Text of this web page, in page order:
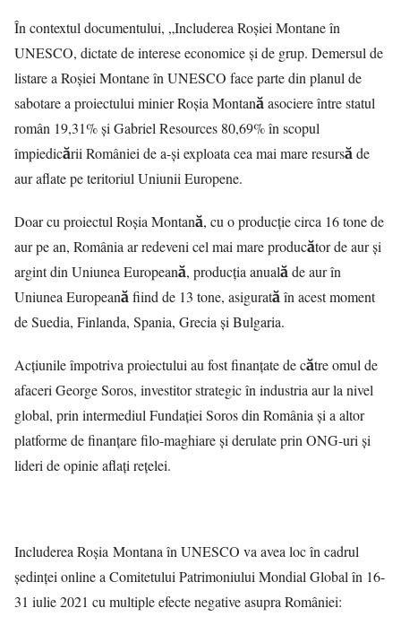
În contextul documentului, „Includerea Roșiei Montane în
UNESCO, dictate de interese economice și de grup. Demersul de
listare a Roșiei Montane în UNESCO face parte din planul de
sabotare a proiectului minier Roșia Montană asociere între statul
român 19,31% și Gabriel Resources 80,69% în scopul
împiedicării României de a-și exploata cea mai mare resursă de
aur aflate pe teritoriul Uniunii Europene.
Doar cu proiectul Roșia Montană, cu o producție circa 16 tone de
aur pe an, România ar redeveni cel mai mare producător de aur și
argint din Uniunea Europeană, producția anuală de aur în
Uniunea Europeană fiind de 13 tone, asigurată în acest moment
de Suedia, Finlanda, Spania, Grecia și Bulgaria.
Acțiunile împotriva proiectului au fost finanțate de către omul de
afaceri George Soros, investitor strategic în industria aur la nivel
global, prin intermediul Fundației Soros din România și a altor
platforme de finanțare filo-maghiare și derulate prin ONG-uri și
lideri de opinie aflați rețelei.
Includerea Roșia Montana în UNESCO va avea loc în cadrul
ședinței online a Comitetului Patrimoniului Mondial Global în 16-
31 iulie 2021 cu multiple efecte negative asupra României: